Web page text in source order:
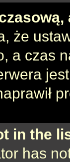
że
a czas
in the
has